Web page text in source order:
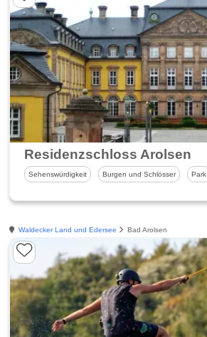
Residenzschloss Arolsen
Sehenswürdigkeit Burgen und Schlösser Park
Waldecker Land und Edersee Bad Arolsen